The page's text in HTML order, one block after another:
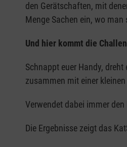
den Gerätschaften, mit
Menge Sachen ein, wo
Und hier kommt die
Schnappt euer Handy,
zusammen mit einer
Verwendet dabei immer
Die Ergebnisse zeigt das